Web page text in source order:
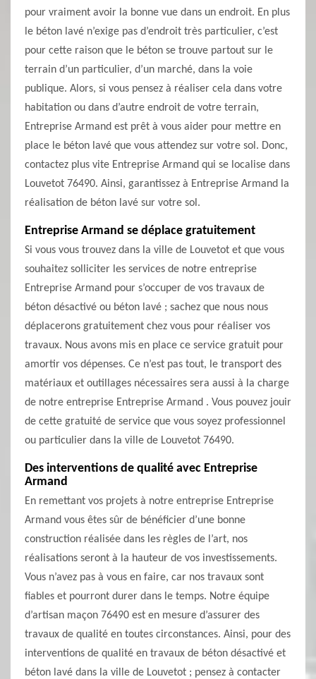
pour vraiment avoir la bonne vue dans un endroit. En plus
le béton lavé n’exige pas d’endroit très particulier, c’est
pour cette raison que le béton se trouve partout sur le
terrain d’un particulier, d’un marché, dans la voie
publique. Alors, si vous pensez à réaliser cela dans votre
habitation ou dans d’autre endroit de votre terrain,
Entreprise Armand est prêt à vous aider pour mettre en
place le béton lavé que vous attendez sur votre sol. Donc,
contactez plus vite Entreprise Armand qui se localise dans
Louvetot 76490. Ainsi, garantissez à Entreprise Armand la
réalisation de béton lavé sur votre sol.
Entreprise Armand se déplace gratuitement
Si vous vous trouvez dans la ville de Louvetot et que vous
souhaitez solliciter les services de notre entreprise
Entreprise Armand pour s’occuper de vos travaux de
béton désactivé ou béton lavé ; sachez que nous nous
déplacerons gratuitement chez vous pour réaliser vos
travaux. Nous avons mis en place ce service gratuit pour
amortir vos dépenses. Ce n’est pas tout, le transport des
matériaux et outillages nécessaires sera aussi à la charge
de notre entreprise Entreprise Armand . Vous pouvez jouir
de cette gratuité de service que vous soyez professionnel
ou particulier dans la ville de Louvetot 76490.
Des interventions de qualité avec Entreprise
Armand
En remettant vos projets à notre entreprise Entreprise
Armand vous êtes sûr de bénéficier d’une bonne
construction réalisée dans les règles de l’art, nos
réalisations seront à la hauteur de vos investissements.
Vous n’avez pas à vous en faire, car nos travaux sont
fiables et pourront durer dans le temps. Notre équipe
d’artisan maçon 76490 est en mesure d’assurer des
travaux de qualité en toutes circonstances. Ainsi, pour des
interventions de qualité en travaux de béton désactivé et
béton lavé dans la ville de Louvetot ; pensez à contacter